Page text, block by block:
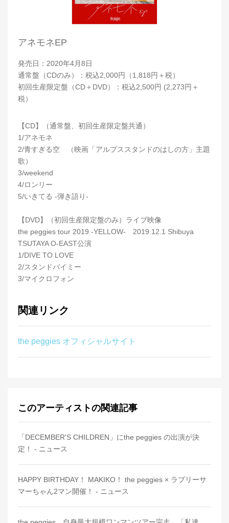
アネモネEP
発売日：2020年4月8日
通常盤（CDのみ）：税込2,000円（1,818円＋税）
初回生産限定盤（CD＋DVD）：税込2,500円 (2,273円＋
税）
【CD】（通常盤、初回生産限定盤共通）
1/アネモネ
2/青すぎる空 （映画「アルプススタンドのはしの方」主題
歌）
3/weekend
4/ロンリー
5/いきてる -弾き語り-
【DVD】（初回生産限定盤のみ）ライブ映像
the peggies tour 2019 -YELLOW- 2019.12.1 Shibuya
TSUTAYA O-EAST公演
1/DIVE TO LOVE
2/スタンドバイミー
3/マイクロフォン
関連リンク
the peggies オフィシャルサイト
このアーティストの関連記事
「DECEMBER'S CHILDREN」にthe peggies の出演が決
定！ - ニュース
HAPPY BIRTHDAY！ MAKIKO！ the peggies × ラブリーサ
マーちゃん2マン開催！ - ニュース